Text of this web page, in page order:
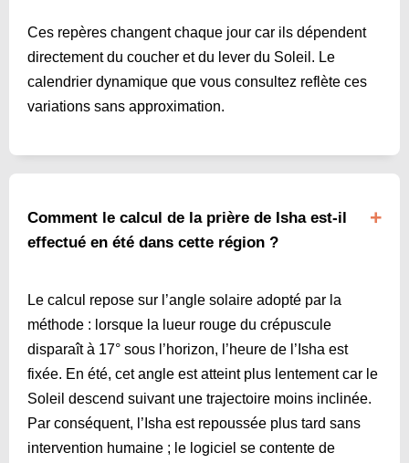
Ces repères changent chaque jour car ils dépendent
directement du coucher et du lever du Soleil. Le
calendrier dynamique que vous consultez reflète ces
variations sans approximation.
Comment le calcul de la prière de Isha est-il
effectué en été dans cette région ?
Le calcul repose sur l’angle solaire adopté par la
méthode : lorsque la lueur rouge du crépuscule
disparaît à 17° sous l’horizon, l’heure de l’Isha est
fixée. En été, cet angle est atteint plus lentement car le
Soleil descend suivant une trajectoire moins inclinée.
Par conséquent, l’Isha est repoussée plus tard sans
intervention humaine ; le logiciel se contente de